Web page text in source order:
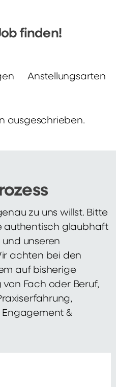
finden!
Anstellungsarten
ausgeschrieben.
zu uns willst. Bitte
authentisch glaubhaft
und unseren
achten bei den
auf bisherige
Fach oder Beruf,
&